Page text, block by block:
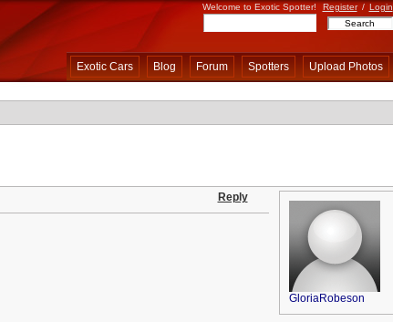
Welcome to Exotic Spotter! Register / Login
Exotic Cars Blog Forum Spotters Upload Photos
Reply
GloriaRobeson